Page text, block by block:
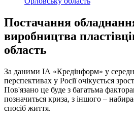
Постачання
виробництва
область
За даними ІА «Кредінформ» у
перспективах у Росії очікується
Пов'язано це буде з багатьма
позначиться криза, з іншого –
спосіб життя.